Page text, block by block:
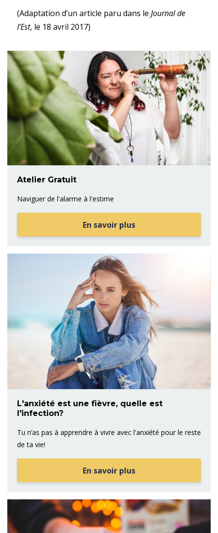
(Adaptation d’un article paru dans le Journal de
l’Est, le 18 avril 2017)
Atelier Gratuit
Naviguer de l'alarme à l'estime
En savoir plus
L'anxiété est une fièvre, quelle est
l'infection?
Tu n’as pas à apprendre à vivre avec l'anxiété pour le reste
de ta vie!
En savoir plus